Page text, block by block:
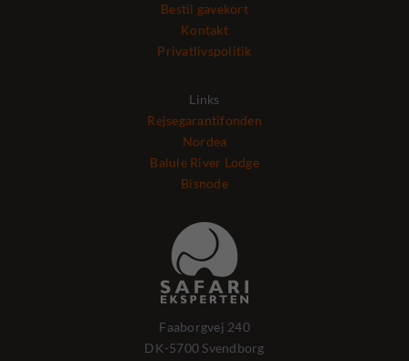
Bestil gavekort
Kontakt
Privatlivspolitik
Links
Rejsegarantifonden
Nordea
Balule River Lodge
Bisnode
Faaborgvej 240
DK-5700 Svendborg